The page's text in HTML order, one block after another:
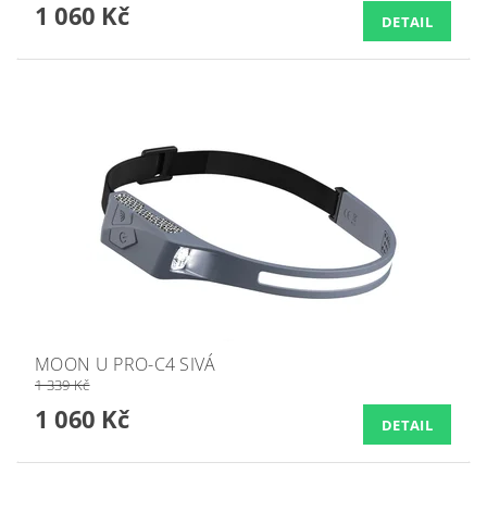
1 060 Kč DETAIL
MOON U PRO-C4 SIVÁ
1 339 Kč
1 060 Kč DETAIL